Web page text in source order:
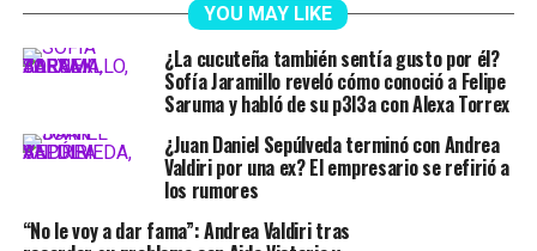
YOU MAY LIKE
¿La cucuteña también sentía gusto por él?
Sofía Jaramillo reveló cómo conoció a Felipe
Saruma y habló de su p3l3a con Alexa Torrex
¿Juan Daniel Sepúlveda terminó con Andrea
Valdiri por una ex? El empresario se refirió a
los rumores
“No le voy a dar fama”: Andrea Valdiri tras